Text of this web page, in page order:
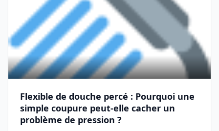
Flexible de douche percé : Pourquoi une
simple coupure peut-elle cacher un
problème de pression ?